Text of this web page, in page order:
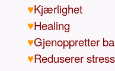
♥Kjærlighet
♥Healing
♥Gjenoppretter
♥Reduserer